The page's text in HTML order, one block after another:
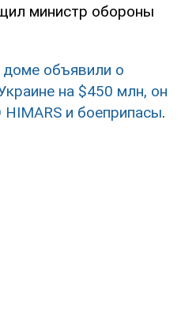
министр обороны
объявили о
на $450 млн, он
и боеприпасы.